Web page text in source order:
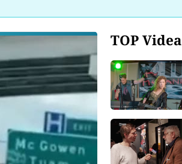
TOP Videa